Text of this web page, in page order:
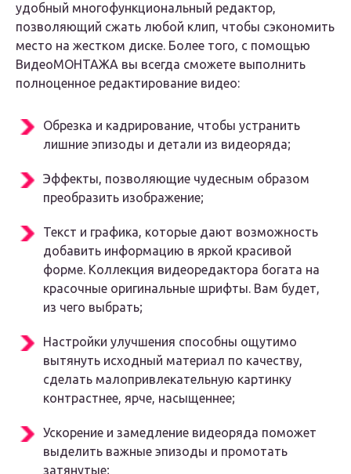
удобный многофункциональный редактор,
позволяющий сжать любой клип, чтобы сэкономить
место на жестком диске. Более того, с помощью
ВидеоМОНТАЖА вы всегда сможете выполнить
полноценное редактирование видео:
Обрезка и кадрирование, чтобы устранить
лишние эпизоды и детали из видеоряда;
Эффекты, позволяющие чудесным образом
преобразить изображение;
Текст и графика, которые дают возможность
добавить информацию в яркой красивой
форме. Коллекция видеоредактора богата на
красочные оригинальные шрифты. Вам будет,
из чего выбрать;
Настройки улучшения способны ощутимо
вытянуть исходный материал по качеству,
сделать малопривлекательную картинку
контрастнее, ярче, насыщеннее;
Ускорение и замедление видеоряда поможет
выделить важные эпизоды и промотать
затянутые;